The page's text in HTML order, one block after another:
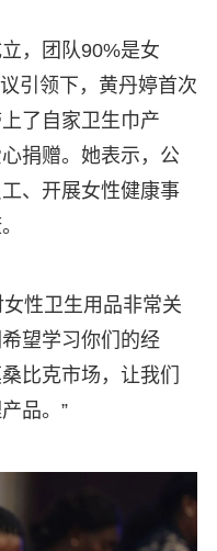
，团队90%是女
引领下，黄丹婷首次
了自家卫生巾产
捐赠。她表示，公
、开展女性健康事
性卫生用品非常关
望学习你们的经
比克市场，让我们
品。”